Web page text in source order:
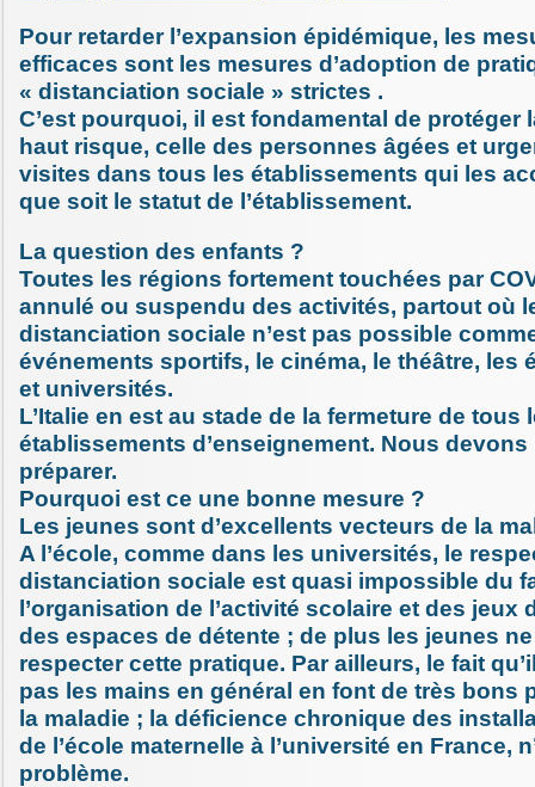
Pour retarder l’expansion épidémique, les
efficaces sont les mesures d’adoption de
« distanciation sociale » strictes .
C’est pourquoi, il est fondamental de protéger
haut risque, celle des personnes âgées et
visites dans tous les établissements qui les
que soit le statut de l’établissement.
La question des enfants ?
Toutes les régions fortement touchées par
annulé ou suspendu des activités, partout où
distanciation sociale n’est pas possible
événements sportifs, le cinéma, le théâtre, les
et universités.
L’Italie en est au stade de la fermeture de tous
établissements d’enseignement. Nous
préparer.
Pourquoi est ce une bonne mesure ?
Les jeunes sont d’excellents vecteurs de la
A l’école, comme dans les universités, le
distanciation sociale est quasi impossible du
l’organisation de l’activité scolaire et des jeux
des espaces de détente ; de plus les jeunes
respecter cette pratique. Par ailleurs, le fait
pas les mains en général en font de très bons
la maladie ; la déficience chronique des
de l’école maternelle à l’université en France,
problème.